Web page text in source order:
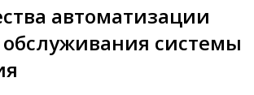
автоматизации
обслуживания системы